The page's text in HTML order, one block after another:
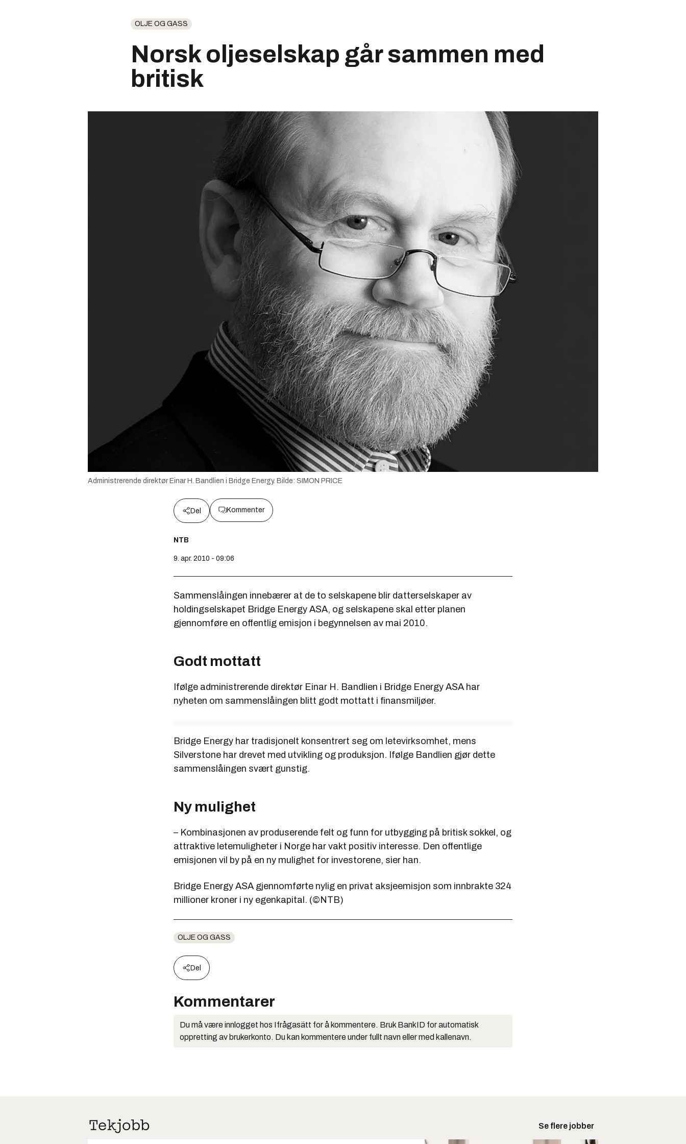
OLJE OG GASS
Norsk oljeselskap går sammen med
britisk
Administrerende direktør Einar H. Bandlien i Bridge Energy. Bilde: SIMON PRICE
Del Kommenter
NTB
9. apr. 2010 - 09:06
Sammenslåingen innebærer at de to selskapene blir datterselskaper av
holdingselskapet Bridge Energy ASA, og selskapene skal etter planen
gjennomføre en offentlig emisjon i begynnelsen av mai 2010.
Godt mottatt
Ifølge administrerende direktør Einar H. Bandlien i Bridge Energy ASA har
nyheten om sammenslåingen blitt godt mottatt i finansmiljøer.
Bridge Energy har tradisjonelt konsentrert seg om letevirksomhet, mens
Silverstone har drevet med utvikling og produksjon. Ifølge Bandlien gjør dette
sammenslåingen svært gunstig.
Ny mulighet
– Kombinasjonen av produserende felt og funn for utbygging på britisk sokkel, og
attraktive letemuligheter i Norge har vakt positiv interesse. Den offentlige
emisjonen vil by på en ny mulighet for investorene, sier han.
Bridge Energy ASA gjennomførte nylig en privat aksjeemisjon som innbrakte 324
millioner kroner i ny egenkapital. (©NTB)
OLJE OG GASS
Del
Kommentarer
Du må være innlogget hos Ifrågasätt for å kommentere. Bruk BankID for automatisk
oppretting av brukerkonto. Du kan kommentere under fullt navn eller med kallenavn.
Se flere jobber